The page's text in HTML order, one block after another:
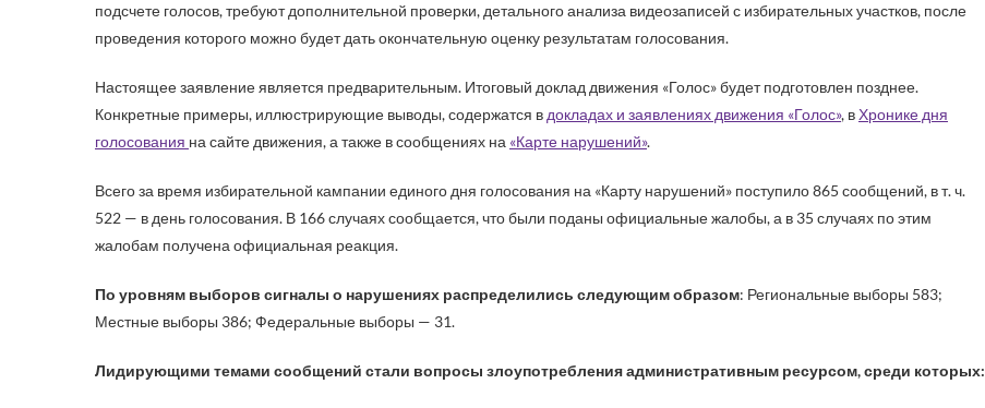
подсчете голосов, требуют дополнительной проверки, детального анализа видеозаписей с избирательных участков, после
проведения которого можно будет дать окончательную оценку результатам голосования.
Настоящее заявление является предварительным. Итоговый доклад движения «Голос» будет подготовлен позднее.
Конкретные примеры, иллюстрирующие выводы, содержатся в докладах и заявлениях движения «Голос», вХронике дня
голосования на сайте движения, а также в сообщениях на «Карте нарушений».
Всего за время избирательной кампании единого дня голосования на «Карту нарушений» поступило 865 сообщений, в т. ч.
522 — в день голосования. В 166 случаях сообщается, что были поданы официальные жалобы, а в 35 случаях по этим
жалобам получена официальная реакция.
По уровням выборов сигналы о нарушениях распределились следующим образом: Региональные выборы 583;
Местные выборы 386; Федеральные выборы — 31.
Лидирующими темами сообщений стали вопросы злоупотребления административным ресурсом, среди которых: